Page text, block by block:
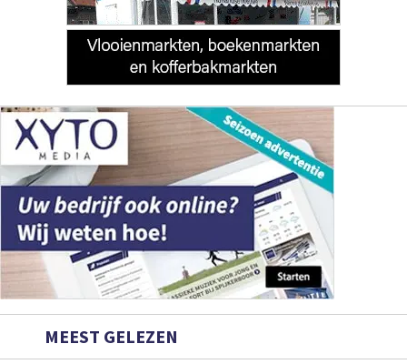
MEEST GELEZEN